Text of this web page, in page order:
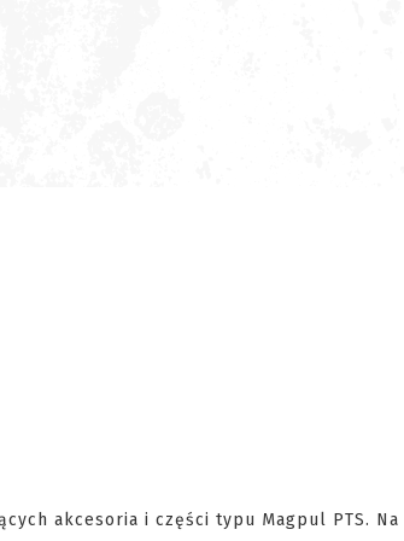
akcesoria i części typu Magpul PTS.